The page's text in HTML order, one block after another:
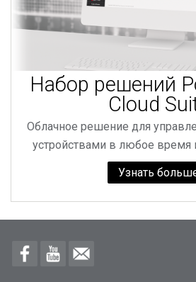
Набор решений
Cloud
Облачное решение для
устройствами в любое
Узнать